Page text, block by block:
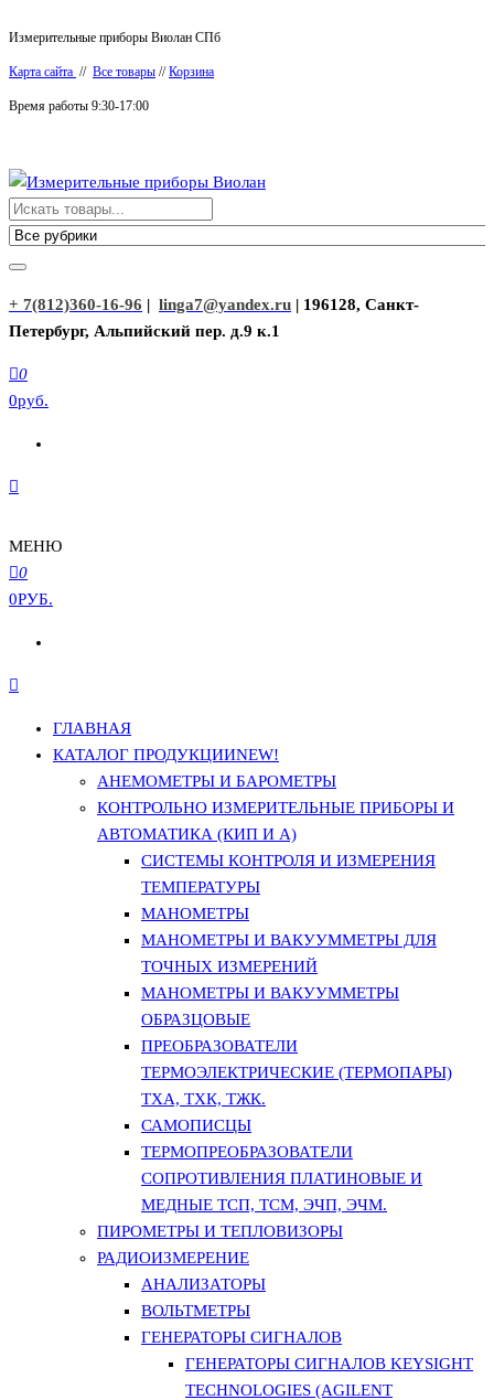
к
содержимому
Измерительные приборы Виолан СПб
Карта сайта // Все товары //Корзина
Время работы 9:30-17:00
Измерительные приборы Виолан
+ 7(812)360-16-96 | linga7@yandex.ru | 196128, Санкт-
Петербург, Альпийский пер. д.9 к.1
0
0руб.
МЕНЮ
0
0РУБ.
ГЛАВНАЯ
КАТАЛОГ ПРОДУКЦИИNEW!
АНЕМОМЕТРЫ И БАРОМЕТРЫ
КОНТРОЛЬНО ИЗМЕРИТЕЛЬНЫЕ ПРИБОРЫ И
АВТОМАТИКА (КИП И А)
СИСТЕМЫ КОНТРОЛЯ И ИЗМЕРЕНИЯ
ТЕМПЕРАТУРЫ
МАНОМЕТРЫ
МАНОМЕТРЫ И ВАКУУММЕТРЫ ДЛЯ
ТОЧНЫХ ИЗМЕРЕНИЙ
МАНОМЕТРЫ И ВАКУУММЕТРЫ
ОБРАЗЦОВЫЕ
ПРЕОБРАЗОВАТЕЛИ
ТЕРМОЭЛЕКТРИЧЕСКИЕ (ТЕРМОПАРЫ)
ТХА, ТХК, ТЖК.
САМОПИСЦЫ
ТЕРМОПРЕОБРАЗОВАТЕЛИ
СОПРОТИВЛЕНИЯ ПЛАТИНОВЫЕ И
МЕДНЫЕ ТСП, ТСМ, ЭЧП, ЭЧМ.
ПИРОМЕТРЫ И ТЕПЛОВИЗОРЫ
РАДИОИЗМЕРЕНИЕ
АНАЛИЗАТОРЫ
ВОЛЬТМЕТРЫ
ГЕНЕРАТОРЫ СИГНАЛОВ
ГЕНЕРАТОРЫ СИГНАЛОВ KEYSIGHT
TECHNOLOGIES (AGILENT